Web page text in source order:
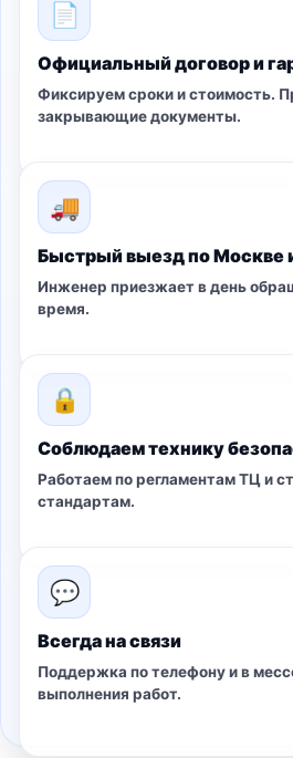
📄
Официальный договор и
Фиксируем сроки и стоимость.
закрывающие документы.
🚚
Быстрый выезд по Москве
Инженер приезжает в день
время.
🔒
Соблюдаем технику
Работаем по регламентам ТЦ и
стандартам.
💬
Всегда на связи
Поддержка по телефону и в
выполнения работ.